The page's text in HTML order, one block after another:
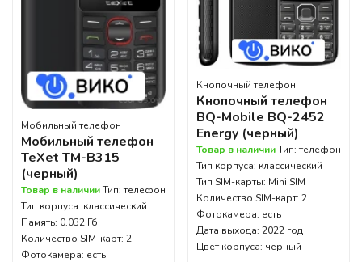
Мобильный телефон
Мобильный телефон
TeXet TM-B315
(черный)
Товар в наличииТип: телефон
Тип корпуса: классический
Память: 0.032 Гб
Количество SIM-карт: 2
Фотокамера: есть
Кнопочный телефон
Кнопочный телефон
BQ-Mobile BQ-2452
Energy (черный)
Товар в наличииТип: телефон
Тип корпуса: классический
Тип SIM-карты: Mini SIM
Количество SIM-карт: 2
Фотокамера: есть
Дата выхода: 2022 год
Цвет корпуса: черный